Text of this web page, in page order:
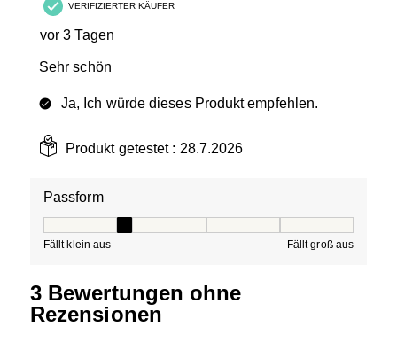
VERIFIZIERTER KÄUFER
vor 3 Tagen
Sehr schön
Ja, Ich würde dieses Produkt empfehlen.
Produkt getestet : 28.7.2026
Passform
Fällt klein aus Fällt groß aus
3 Bewertungen ohne
Rezensionen